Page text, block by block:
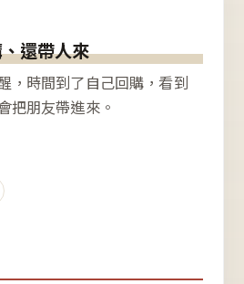
還帶人來
，時間到了自己回購，看到
把朋友帶進來。